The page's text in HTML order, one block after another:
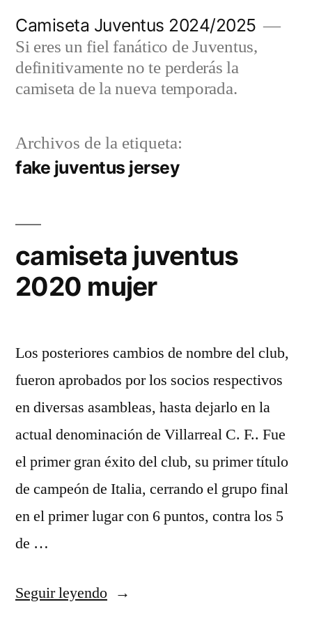
contenido
Camiseta Juventus 2024/2025
Si eres un fiel fanático de Juventus,
definitivamente no te perderás la
camiseta de la nueva temporada.
Archivos de la etiqueta:
fake juventus jersey
camiseta juventus
2020 mujer
Los posteriores cambios de nombre del club,
fueron aprobados por los socios respectivos
en diversas asambleas, hasta dejarlo en la
actual denominación de Villarreal C. F.. Fue
el primer gran éxito del club, su primer título
de campeón de Italia, cerrando el grupo final
en el primer lugar con 6 puntos, contra los 5
de …
Seguir leyendo«camiseta